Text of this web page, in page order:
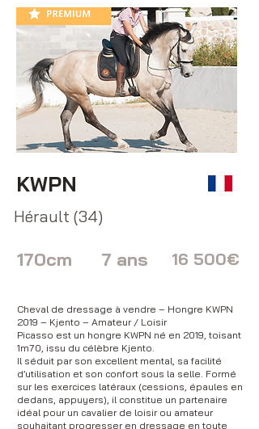
KWPN
Hérault (34)
170cm 7 ans 16 500€
Cheval de dressage à vendre – Hongre KWPN
2019 – Kjento – Amateur / Loisir
Picasso est un hongre KWPN né en 2019, toisant
1m70, issu du célèbre Kjento.
Il séduit par son excellent mental, sa facilité
d’utilisation et son confort sous la selle. Formé
sur les exercices latéraux (cessions, épaules en
dedans, appuyers), il constitue un partenaire
idéal pour un cavalier de loisir ou amateur
souhaitant progresser en dressage en toute